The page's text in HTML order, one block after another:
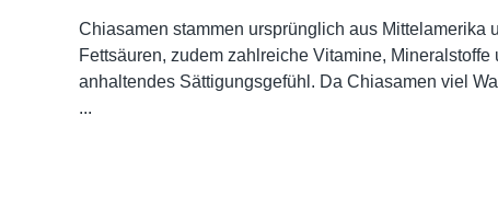
Chiasamen stammen ursprünglich aus Mittelamerika
Fettsäuren, zudem zahlreiche Vitamine,
anhaltendes Sättigungsgefühl. Da Chiasamen viel
...